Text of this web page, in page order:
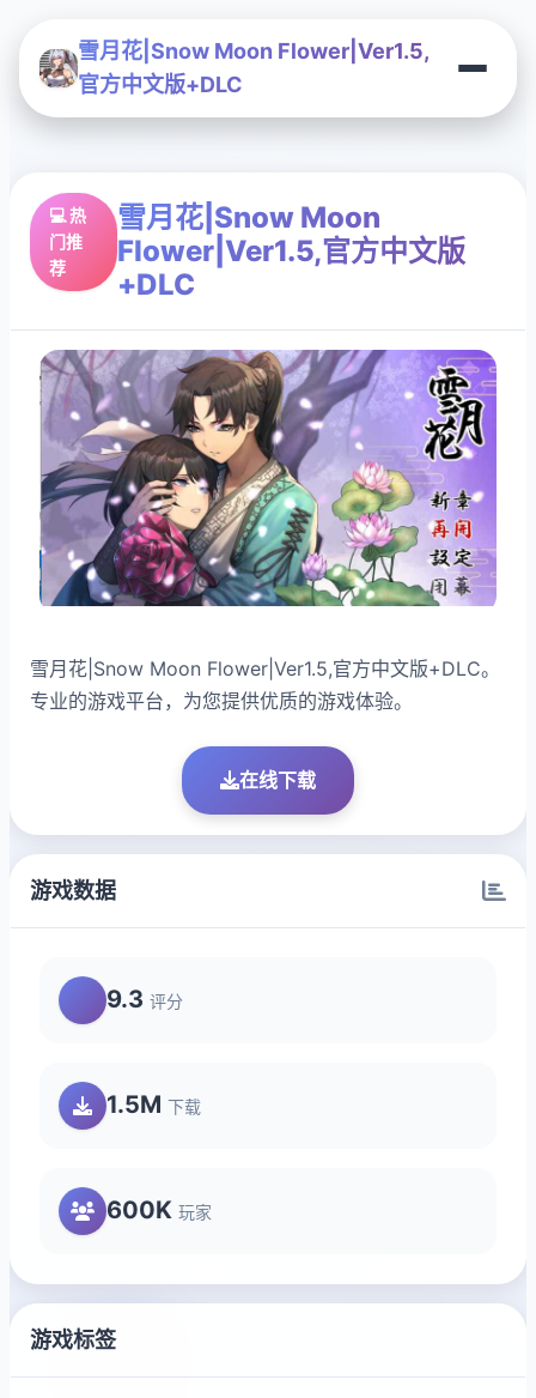
雪月花|Snow Moon Flower|Ver1.5,
官方中文版+DLC
💻 热
门推
荐
雪月花|Snow Moon
Flower|Ver1.5,官方中文版
+DLC
雪月花|Snow Moon Flower|Ver1.5,官方中文版+DLC。
专业的游戏平台，为您提供优质的游戏体验。
在线下载
游戏数据
9.3 评分
1.5M 下载
600K 玩家
游戏标签